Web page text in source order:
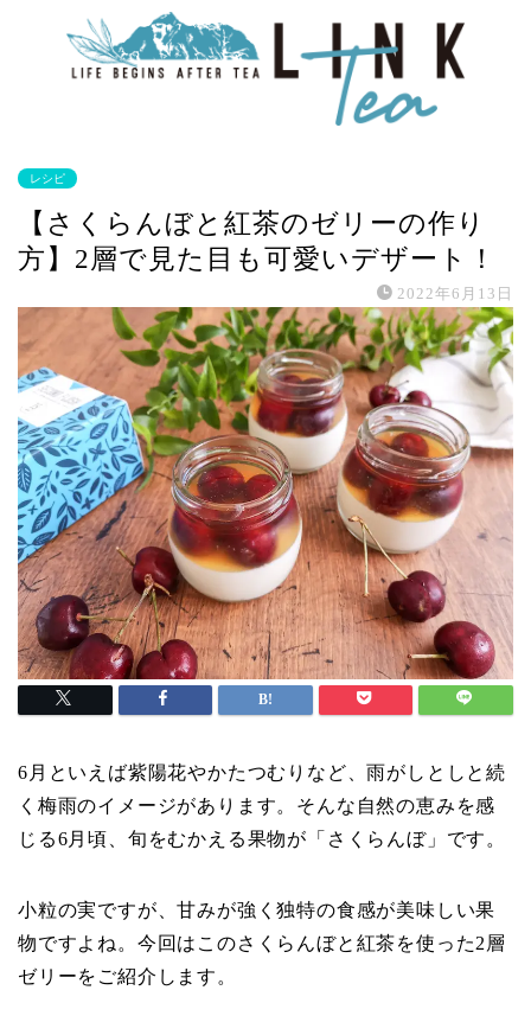
レシピ
【さくらんぼと紅茶のゼリーの作り
方】2層で見た目も可愛いデザート！
2022年6月13日
6月といえば紫陽花やかたつむりなど、雨がしとしと続
く梅雨のイメージがあります。そんな自然の恵みを感
じる6月頃、旬をむかえる果物が「さくらんぼ」です。
小粒の実ですが、甘みが強く独特の食感が美味しい果
物ですよね。今回はこのさくらんぼと紅茶を使った2層
ゼリーをご紹介します。